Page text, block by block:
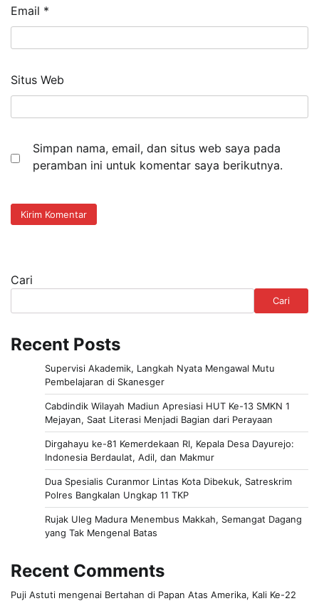
Email *
Situs Web
Simpan nama, email, dan situs web saya pada
peramban ini untuk komentar saya berikutnya.
Cari
Cari
Recent Posts
Supervisi Akademik, Langkah Nyata Mengawal Mutu
Pembelajaran di Skanesger
Cabdindik Wilayah Madiun Apresiasi HUT Ke-13 SMKN 1
Mejayan, Saat Literasi Menjadi Bagian dari Perayaan
Dirgahayu ke-81 Kemerdekaan RI, Kepala Desa Dayurejo:
Indonesia Berdaulat, Adil, dan Makmur
Dua Spesialis Curanmor Lintas Kota Dibekuk, Satreskrim
Polres Bangkalan Ungkap 11 TKP
Rujak Uleg Madura Menembus Makkah, Semangat Dagang
yang Tak Mengenal Batas
Recent Comments
Puji Astuti mengenai Bertahan di Papan Atas Amerika, Kali Ke-22